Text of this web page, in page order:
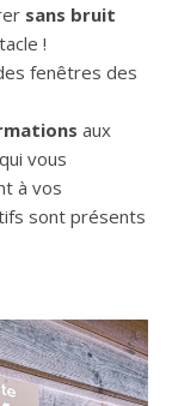
sans bruit
!
fenêtres des
aux
vous
à vos
sont présents